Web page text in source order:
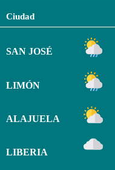
Ciudad
SAN JOSÉ
LIMÓN
ALAJUELA
LIBERIA